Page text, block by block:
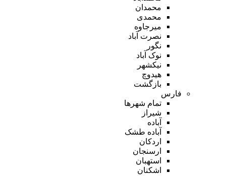
محمدان
محمدی
میرجاوه
نصرت آباد
نگور
نوک آباد
نیکشهر
هیدوچ
بازگشت
فارس
تمام شهر‌ها
شیراز
آباده
آباده طشک
اردکان
ارسنجان
استهبان
اشکنان